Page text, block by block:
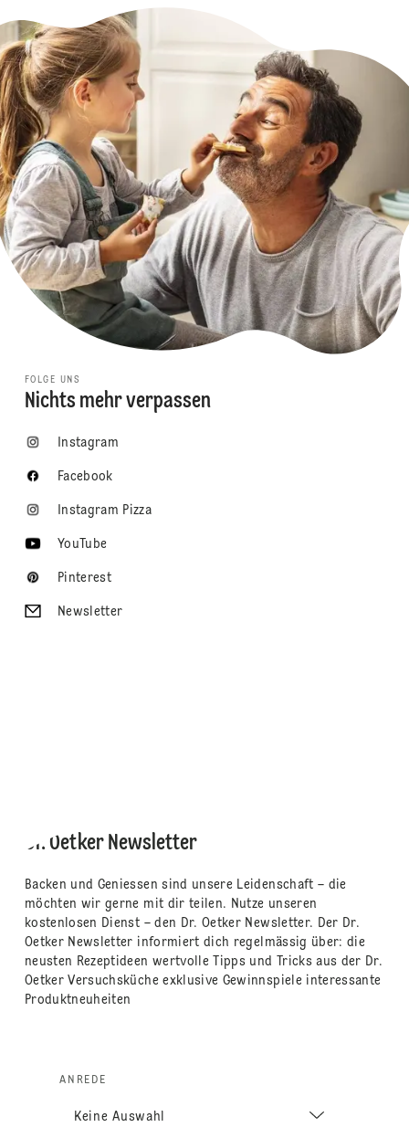
FOLGE UNS
Nichts mehr verpassen
Instagram
Facebook
Instagram Pizza
YouTube
Pinterest
Newsletter
Dr. Oetker Newsletter
Backen und Geniessen sind unsere Leidenschaft – die
möchten wir gerne mit dir teilen. Nutze unseren
kostenlosen Dienst – den Dr. Oetker Newsletter. Der Dr.
Oetker Newsletter informiert dich regelmässig über: die
neusten Rezeptideen wertvolle Tipps und Tricks aus der Dr.
Oetker Versuchsküche exklusive Gewinnspiele interessante
Produktneuheiten
ANREDE